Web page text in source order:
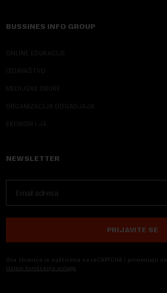
BUSSINES INFO GROUP
ONLINE EDUKACIJE
IZDAVAŠTVO
MEDIJSKE OBUKE
ORGANIZACIJA DOGADJAJA
EKONOM I JA
NEWSLETTER
PRIJAVITE SE
Ova stranica je zaštićena sa reCAPTCHA i primenjuju se
Uslovi korišćenja usluge